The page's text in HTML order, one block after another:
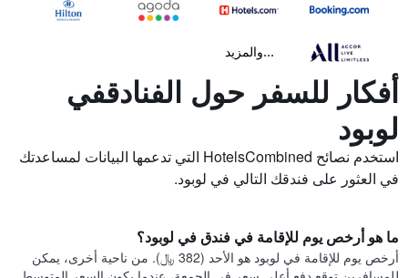
...والمزيد
أفكار للسفر حول الفنادقفي
لوبود
استخدم نصائح HotelsCombined التي تدعمها البيانات لمساعدتك
في العثور على فندقك التالي في لوبود.
ما هو أرخص يوم للإقامة في فندق في لوبود؟
أرخص يوم للإقامة في لوبود هو الأحد (382 ﷼). من ناحية أخرى، يمكن